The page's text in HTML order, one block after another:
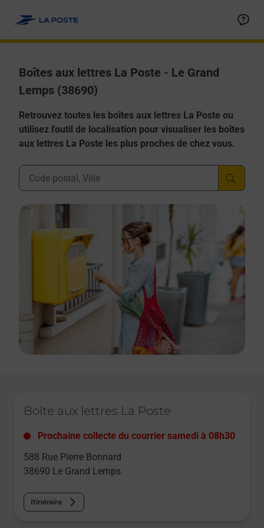
Boîtes aux lettres La Poste - Le Grand
Lemps (38690)
Retrouvez toutes les boîtes aux lettres La Poste ou
utilisez l'outil de localisation pour visualiser les boîtes
aux lettres La Poste les plus proches de chez vous.
Ville, Département, Code Postal
Boîte aux lettres La Poste
Prochaine collecte du courrier samedi à 08h30
588 Rue Pierre Bonnard
38690 Le Grand Lemps
Itinéraire